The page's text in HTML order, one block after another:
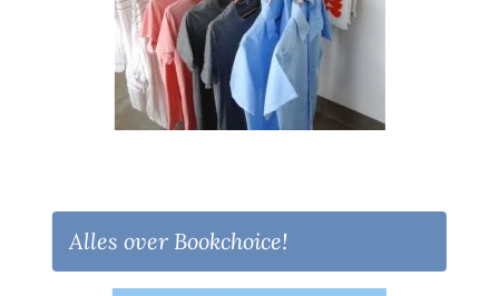
Alles over Bookchoice!